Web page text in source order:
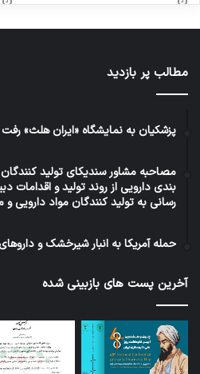
مطالب پر بازدید
پزشکیان به نمایشگاه «ایران هلث» رفت
مصاحبه مشاور سندیکای تولید
بندی دارویی از روند تولید و اقدامات
رسانی به تولید کنندگان مواد دارویی
حمله آمریکا به انبار شیرخشک و
آخرین پست های بازبینی شده